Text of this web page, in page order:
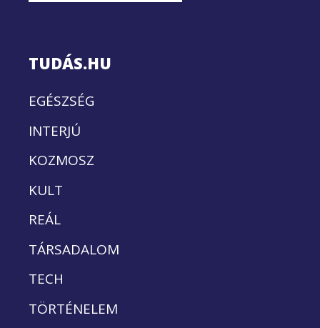
TUDÁS.HU
EGÉSZSÉG
INTERJÚ
KOZMOSZ
KULT
REÁL
TÁRSADALOM
TECH
TÖRTÉNELEM